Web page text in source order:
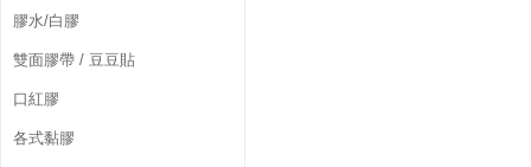
膠水/白膠
雙面膠帶 / 豆豆貼
口紅膠
各式黏膠